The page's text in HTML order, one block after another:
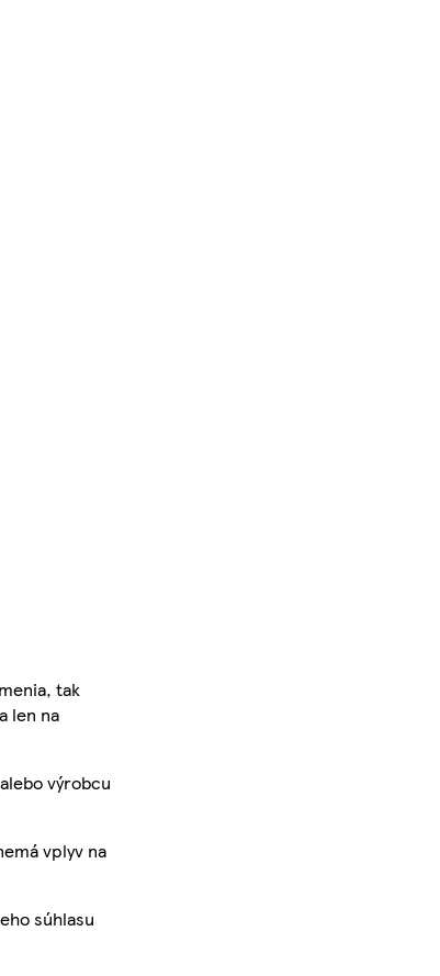
tak
len na
výrobcu
vplyv na
súhlasu